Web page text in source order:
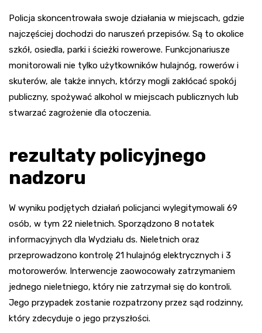
Policja skoncentrowała swoje działania w miejscach, gdzie
najczęściej dochodzi do naruszeń przepisów. Są to okolice
szkół, osiedla, parki i ścieżki rowerowe. Funkcjonariusze
monitorowali nie tylko użytkowników hulajnóg, rowerów i
skuterów, ale także innych, którzy mogli zakłócać spokój
publiczny, spożywać alkohol w miejscach publicznych lub
stwarzać zagrożenie dla otoczenia.
rezultaty policyjnego
nadzoru
W wyniku podjętych działań policjanci wylegitymowali 69
osób, w tym 22 nieletnich. Sporządzono 8 notatek
informacyjnych dla Wydziału ds. Nieletnich oraz
przeprowadzono kontrolę 21 hulajnóg elektrycznych i 3
motorowerów. Interwencje zaowocowały zatrzymaniem
jednego nieletniego, który nie zatrzymał się do kontroli.
Jego przypadek zostanie rozpatrzony przez sąd rodzinny,
który zdecyduje o jego przyszłości.